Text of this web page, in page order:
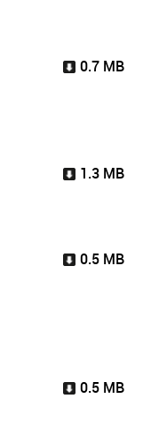
0.7 MB
1.3 MB
0.5 MB
0.5 MB